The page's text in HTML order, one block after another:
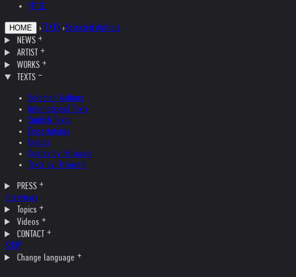
中文
HOME › TEXTS ›Selected Authors
NEWS
ARTIST
WORKS
TEXTS
Selected Authors
International Texts
English Texts
Dissertations
Quotes
Quotes by Helnwein
Texts by Helnwein
PRESS
Interviews
Topics
Videos
CONTACT
SHOP
Change language